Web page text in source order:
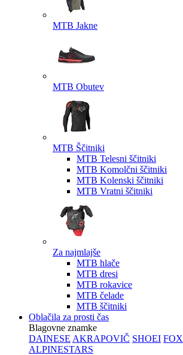
MTB Jakne
MTB Obutev
MTB Ščitniki
MTB Telesni ščitniki
MTB Komolčni ščitniki
MTB Kolenski ščitniki
MTB Vratni ščitniki
Za najmlajše
MTB hlače
MTB dresi
MTB rokavice
MTB čelade
MTB ščitniki
Oblačila za prosti čas
Blagovne znamke
DAINESE AKRAPOVIČ SHOEI FOX
ALPINESTARS